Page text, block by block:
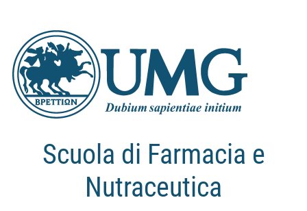
Scuola di Farmacia e
Nutraceutica